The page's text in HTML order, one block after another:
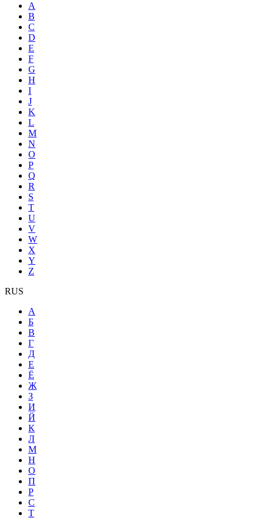
A
B
C
D
E
F
G
H
I
J
K
L
M
N
O
P
Q
R
S
T
U
V
W
X
Y
Z
RUS
А
Б
В
Г
Д
Е
Ё
Ж
З
И
Й
К
Л
М
Н
О
П
Р
С
Т